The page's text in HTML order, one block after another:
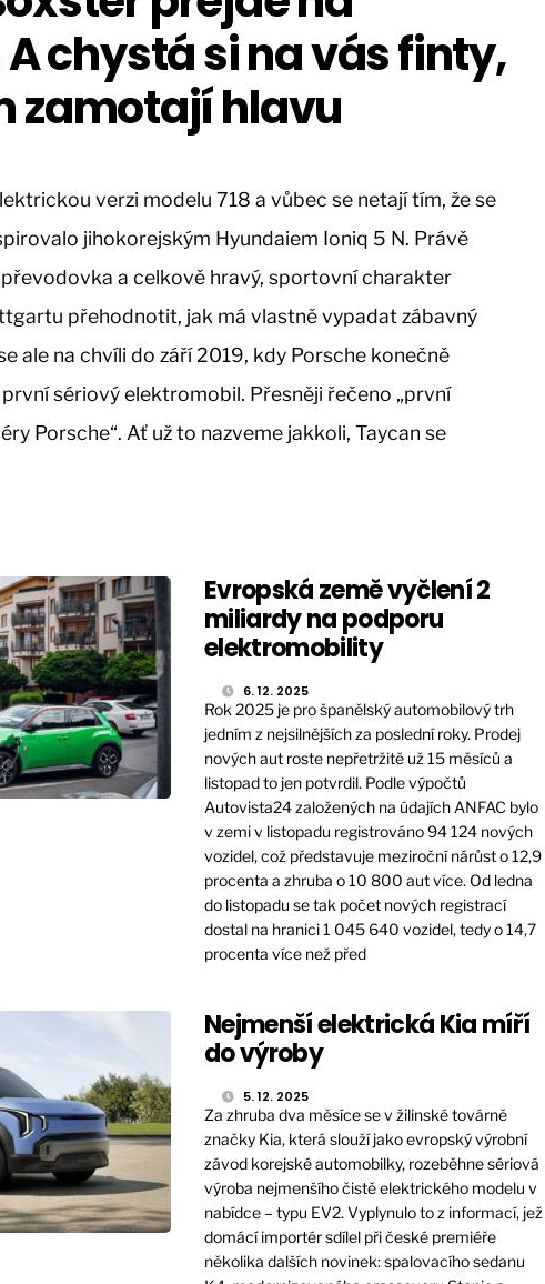
chystá si na vás finty,
zamotají hlavu
verzi modelu 718 a vůbec se netají tím, že se
jihokorejským Hyundaiem Ioniq 5 N. Právě
a celkově hravý, sportovní charakter
přehodnotit, jak má vlastně vypadat zábavný
ale na chvíli do září 2019, kdy Porsche konečně
sériový elektromobil. Přesněji řečeno „první
Porsche“. Ať už to nazveme jakkoli, Taycan se
Evropská země vyčlení 2
miliardy na podporu
elektromobility
6. 12. 2025
Rok 2025 je pro španělský automobilový trh
jedním z nejsilnějších za poslední roky. Prodej
nových aut roste nepřetržitě už 15 měsíců a
listopad to jen potvrdil. Podle výpočtů
Autovista24 založených na údajích ANFAC bylo
v zemi v listopadu registrováno 94 124 nových
vozidel, což představuje meziroční nárůst o 12,9
procenta a zhruba o 10 800 aut více. Od ledna
do listopadu se tak počet nových registrací
dostal na hranici 1 045 640 vozidel, tedy o 14,7
procenta více než před
Nejmenší elektrická Kia míří
do výroby
5. 12. 2025
Za zhruba dva měsíce se v žilinské továrně
značky Kia, která slouží jako evropský výrobní
závod korejské automobilky, rozeběhne sériová
výroba nejmenšího čistě elektrického modelu v
nabídce – typu EV2. Vyplynulo to z informací, jež
domácí importér sdílel při české premiéře
několika dalších novinek: spalovacího sedanu